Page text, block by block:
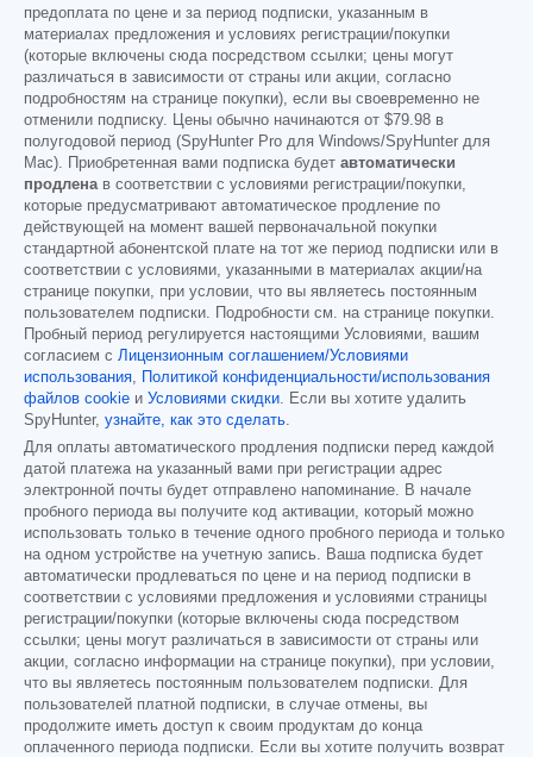
предоплата по цене и за период подписки, указанным в
материалах предложения и условиях регистрации/покупки
(которые включены сюда посредством ссылки; цены могут
различаться в зависимости от страны или акции, согласно
подробностям на странице покупки), если вы своевременно не
отменили подписку. Цены обычно начинаются от $79.98 в
полугодовой период (SpyHunter Pro для Windows/SpyHunter для
Mac). Приобретенная вами подписка будет автоматически
продлена в соответствии с условиями регистрации/покупки,
которые предусматривают автоматическое продление по
действующей на момент вашей первоначальной покупки
стандартной абонентской плате на тот же период подписки или в
соответствии с условиями, указанными в материалах акции/на
странице покупки, при условии, что вы являетесь постоянным
пользователем подписки. Подробности см. на странице покупки.
Пробный период регулируется настоящими Условиями, вашим
согласием с Лицензионным соглашением/Условиями
использования
Политикой конфиденциальности/использования
файлов cookie и Условиями скидки . Если вы хотите удалить
SpyHunter, узнайте, как это сделать
Для оплаты автоматического продления подписки перед каждой
датой платежа на указанный вами при регистрации адрес
электронной почты будет отправлено напоминание. В начале
пробного периода вы получите код активации, который можно
использовать только в течение одного пробного периода и только
на одном устройстве на учетную запись. Ваша подписка будет
автоматически продлеваться по цене и на период подписки в
соответствии с условиями предложения и условиями страницы
регистрации/покупки (которые включены сюда посредством
ссылки; цены могут различаться в зависимости от страны или
акции, согласно информации на странице покупки), при условии,
что вы являетесь постоянным пользователем подписки. Для
пользователей платной подписки, в случае отмены, вы
продолжите иметь доступ к своим продуктам до конца
оплаченного периода подписки. Если вы хотите получить возврат